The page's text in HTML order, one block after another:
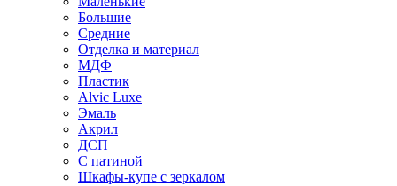
Большие
Средние
Отделка и материал
МДФ
Пластик
Alvic Luxe
Эмаль
Акрил
ДСП
С патиной
Шкафы-купе с зеркалом